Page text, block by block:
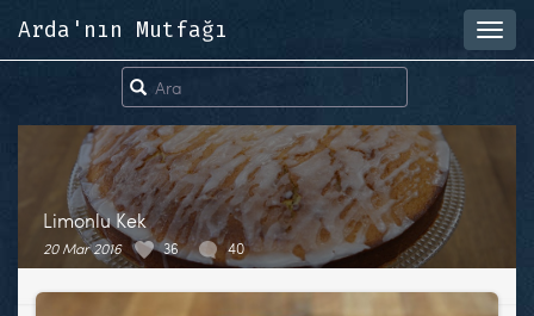
Arda'nın Mutfağı
Limonlu Kek
20 Mar 2016 36 40